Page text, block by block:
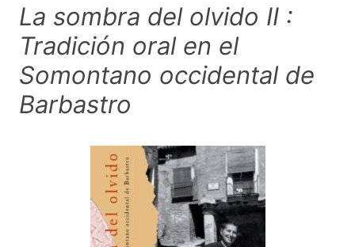
La sombra del olvido II :
Tradición oral en el
Somontano occidental de
Barbastro